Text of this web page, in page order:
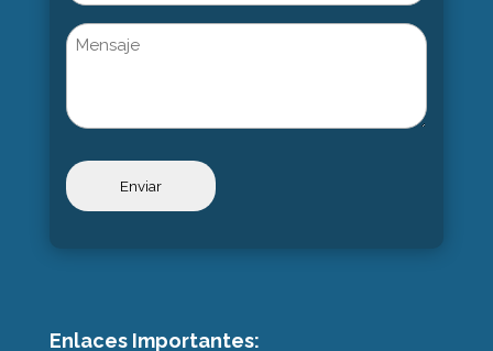
Untitled
Enlaces Importantes: